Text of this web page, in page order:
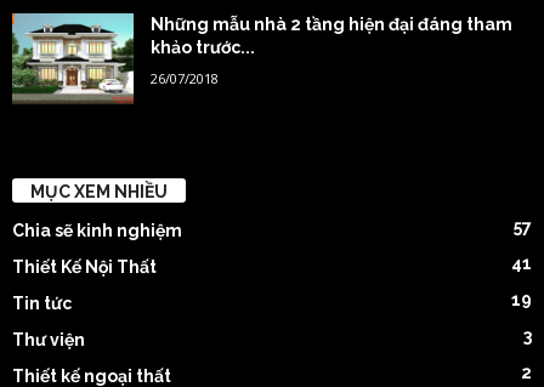
Những mẫu nhà 2 tầng hiện đại đáng tham
khảo trước...
26/07/2018
MỤC XEM NHIỀU
Chia sẽ kinh nghiệm
57
Thiết Kế Nội Thất 41
Tin tức 19
Thư viện 3
Thiết kế ngoại thất 2